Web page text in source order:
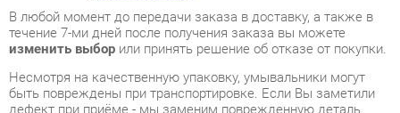
дефект при приёме - мы заменим поврежденную деталь.
Повторная доставкатовара -бесплатна.
гарантия 1 год, а на некоторые модели – 2 года с момента
приобретения.